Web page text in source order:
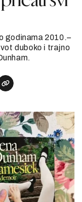
godinama 2010.–
duboko i trajno